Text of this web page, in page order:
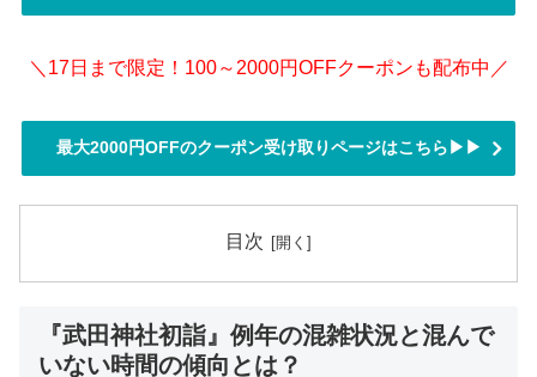
＼17日まで限定！100～2000円OFFクーポンも配布中／
最大2000円OFFのクーポン受け取りページはこちら▶▶
目次
『武田神社初詣』例年の混雑状況と混んで
いない時間の傾向とは？